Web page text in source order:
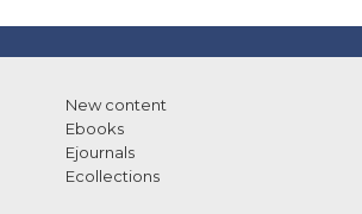
New content
Ebooks
Ejournals
Ecollections